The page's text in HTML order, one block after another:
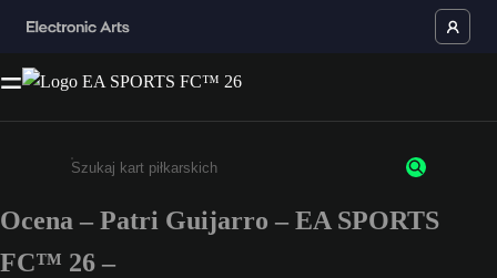
Wpisz co najmniej 3 znaki lub cyfry.
Ocena – Patri Guijarro – EA SPORTS
FC™ 26 –